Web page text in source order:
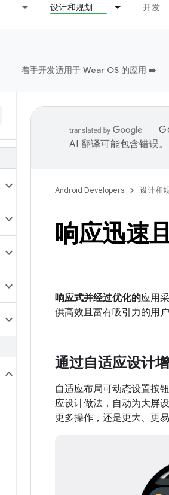
设计和规划 开发
着手开发适用于 Wear OS 的应用 ➡️
AI 翻译可能包含错误。
Android Developers 设计和
响应迅速
响应式并经过优化的应用
供高效且富有吸引力的用户
通过自适应设计
自适应布局可动态设置按
应设计做法，自动为大屏
更多操作，还是更大、更